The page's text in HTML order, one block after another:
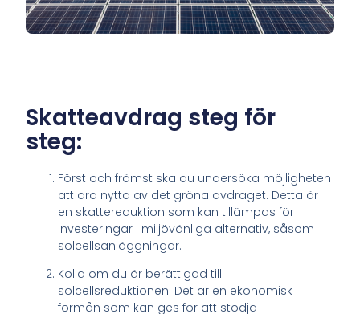
Skatteavdrag steg för
steg:
Först och främst ska du undersöka möjligheten
att dra nytta av det gröna avdraget. Detta är
en skattereduktion som kan tillämpas för
investeringar i miljövänliga alternativ, såsom
solcellsanläggningar.
Kolla om du är berättigad till
solcellsreduktionen. Det är en ekonomisk
förmån som kan ges för att stödja